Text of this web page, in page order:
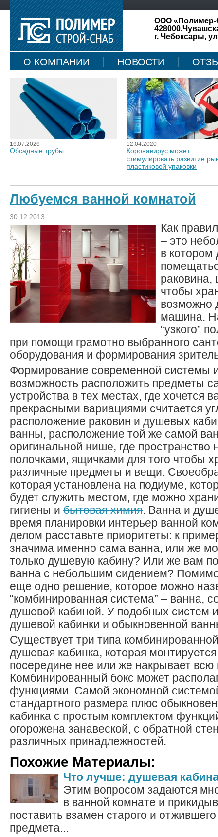
ООО «Полимер-
г. Чебоксары,
О КОМПАНИИ НОВОСТИ
КАРТА САЙТА
16.07.2026
Обсадные трубы
12.04.2020
Коронавирус может
стимулировать развитие
пластиковой упаковки
Любуемся ванной комнатой
30.12.2013
Как
– это
в котором
раковина,
чтобы
возможно
машина.
“узкого”
при помощи грамотно выбранного
оборудования и формирования
Формирование современной системы
возможность расположить предметы
устройства в тех местах, где хочется
прекрасными вариациями считается
расположение раковин и душевых
ванны, расположение той же самой
оригинальной нише, где пространство
полочками, ящичками для того чтобы
различные предметы и вещи.
которая установлена на подиуме,
будет служить местом, где можно
гигиены и бытовая химия. Ванна и
время планировки интерьер ванной
делом расставьте приоритеты: к
значима именно сама ванна, или же
только душевую кабину? Или же вам
ванна с небольшим сидением? Помимо
еще одно решение, которое можно
“комбинированная система” – ванна,
душевой кабиной. У подобных систем
душевой кабинки и обыкновенной
Существует три типа
душевая кабинка, которая
посередине нее или же накрывает всю
Комбинированный бокс может
функциями. Самой экономной
стандартного размера плюс
кабинка с простым комплектом
огорожена занавеской, с обратной
различных принадлежностей.
Похожие Материалы:
Что лучше: душевая
Этим вопросом задаются
в ванной комнате и
поставить взамен старого и
предмета...